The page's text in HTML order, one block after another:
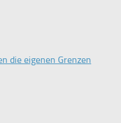
die eigenen Grenzen